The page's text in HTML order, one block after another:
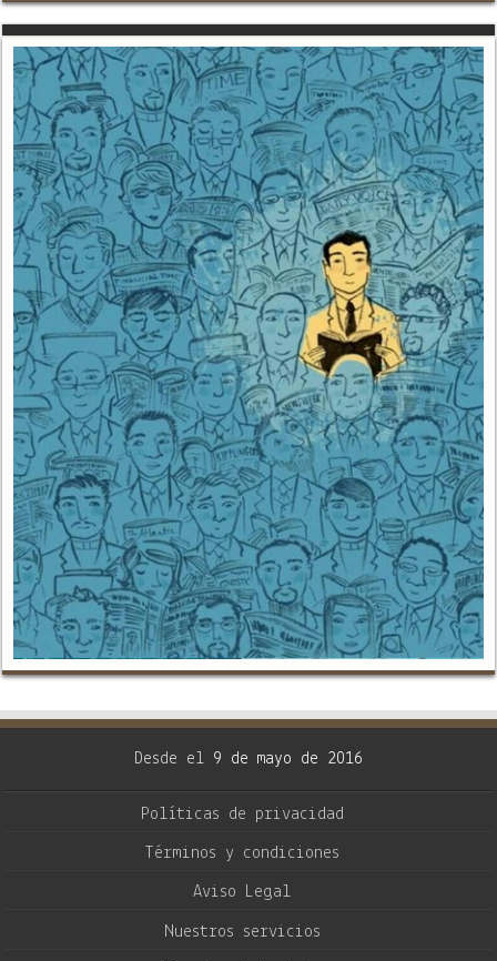
Desde el 9 de mayo de 2016
Políticas de privacidad
Términos y condiciones
Aviso Legal
Nuestros servicios